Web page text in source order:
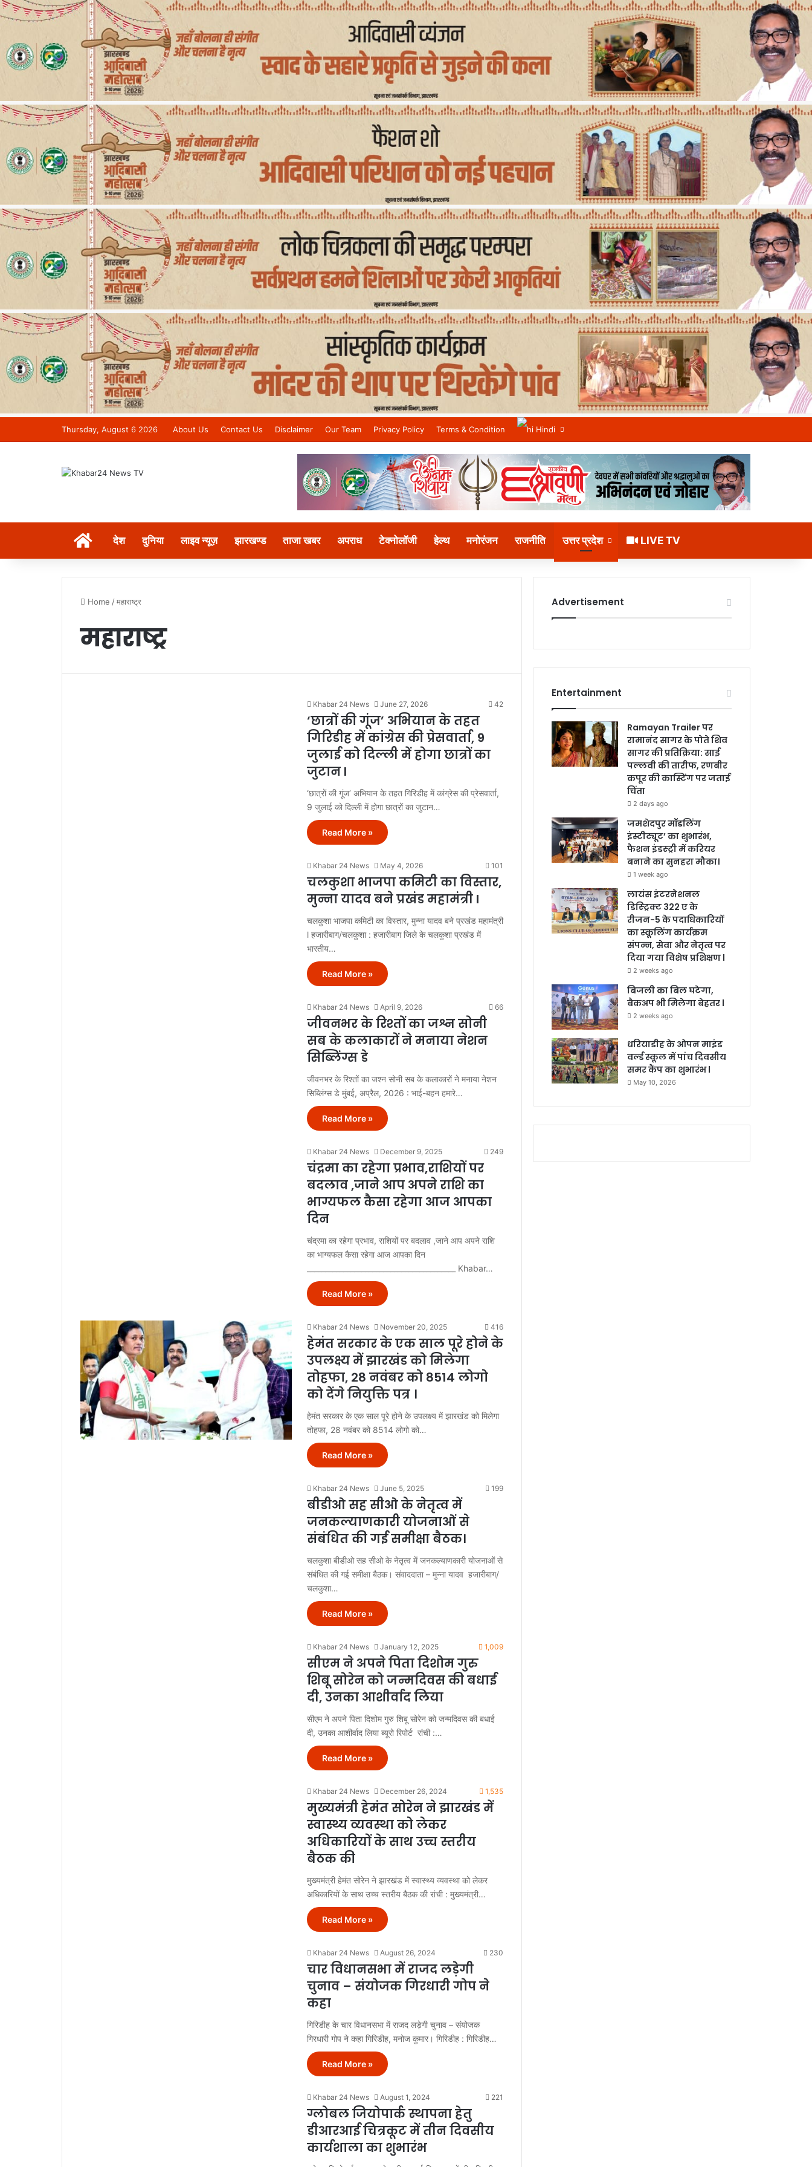
Thursday, August 6 2026 About Us Contact Us Disclaimer Our Team Privacy Policy Terms & Condition Hindi
Khabar 24 News Tv | Bihar/Jharkhand No.1 News Channel
देश दुनिया लाइव न्यूज़ झारखण्ड ताजा खबर अपराध टेक्नोलॉजी हेल्थ मनोरंजन राजनीति उत्तर प्रदेश LIVE TV
Home /महाराष्ट्र
महाराष्ट्र
Khabar 24 News June 27, 2026 42
‘छात्रों की गूंज’ अभियान के तहत
गिरिडीह में कांग्रेस की प्रेसवार्ता, 9
जुलाई को दिल्ली में होगा छात्रों का
जुटान l
‘छात्रों की गूंज’ अभियान के तहत गिरिडीह में कांग्रेस की प्रेसवार्ता,
9 जुलाई को दिल्ली में होगा छात्रों का जुटान…
Read More »
Khabar 24 News May 4, 2026 101
चलकुशा भाजपा कमिटी का विस्तार,
मुन्ना यादव बने प्रखंड महामंत्री l
चलकुशा भाजपा कमिटी का विस्तार, मुन्ना यादव बने प्रखंड महामंत्री
l हजारीबाग/चलकुशा : हजारीबाग जिले के चलकुशा प्रखंड में
भारतीय…
Read More »
Khabar 24 News April 9, 2026 66
जीवनभर के रिश्तों का जश्न सोनी
सब के कलाकारों ने मनाया नेशन
सिब्लिंग्स डे
जीवनभर के रिश्तों का जश्न सोनी सब के कलाकारों ने मनाया नेशन
सिब्लिंग्स डे मुंबई, अप्रैल, 2026 : भाई-बहन हमारे…
Read More »
Khabar 24 News December 9, 2025 249
चंद्रमा का रहेगा प्रभाव,राशियों पर
बदलाव ,जाने आप अपने राशि का
भाग्यफल कैसा रहेगा आज आपका
दिन
चंद्रमा का रहेगा प्रभाव, राशियों पर बदलाव ,जाने आप अपने राशि
का भाग्यफल कैसा रहेगा आज आपका दिन
_________________________________________ Khabar…
Read More »
Khabar 24 News November 20, 2025 416
हेमंत सरकार के एक साल पूरे होने के
उपलक्ष्य में झारखंड को मिलेगा
तोहफा, 28 नवंबर को 8514 लोगो
को देंगे नियुक्ति पत्र ।
हेमंत सरकार के एक साल पूरे होने के उपलक्ष्य में झारखंड को मिलेगा
तोहफा, 28 नवंबर को 8514 लोगो को…
Read More »
Khabar 24 News June 5, 2025 199
बीडीओ सह सीओ के नेतृत्व में
जनकल्याणकारी योजनाओं से
संबंधित की गई समीक्षा बैठक।
चलकुशा बीडीओ सह सीओ के नेतृत्व में जनकल्याणकारी योजनाओं से
संबंधित की गई समीक्षा बैठक। संवाददाता – मुन्ना यादव हजारीबाग/
चलकुशा…
Read More »
Khabar 24 News January 12, 2025 1,009
सीएम ने अपने पिता दिशोम गुरु
शिबू सोरेन को जन्मदिवस की बधाई
दी, उनका आशीर्वाद लिया
सीएम ने अपने पिता दिशोम गुरु शिबू सोरेन को जन्मदिवस की बधाई
दी, उनका आशीर्वाद लिया ब्यूरो रिपोर्ट रांची :…
Read More »
Khabar 24 News December 26, 2024 1,535
मुख्यमंत्री हेमंत सोरेन ने झारखंड में
स्वास्थ्य व्यवस्था को लेकर
अधिकारियों के साथ उच्च स्तरीय
बैठक की
मुख्यमंत्री हेमंत सोरेन ने झारखंड में स्वास्थ्य व्यवस्था को लेकर
अधिकारियों के साथ उच्च स्तरीय बैठक की रांची : मुख्यमंत्री…
Read More »
Khabar 24 News August 26, 2024 230
चार विधानसभा में राजद लड़ेगी
चुनाव – संयोजक गिरधारी गोप ने
कहा
गिरिडीह के चार विधानसभा में राजद लड़ेगी चुनाव – संयोजक
गिरधारी गोप ने कहा गिरिडीह, मनोज कुमार। गिरिडीह : गिरिडीह…
Read More »
Khabar 24 News August 1, 2024 221
ग्लोबल जियोपार्क स्थापना हेतु
डीआरआई चित्रकूट में तीन दिवसीय
कार्यशाला का शुभारंभ
Advertisement
Entertainment
Ramayan Trailer पर
रामानंद सागर के पोते शिव
सागर की प्रतिक्रिया: साई
पल्लवी की तारीफ, रणबीर
कपूर की कास्टिंग पर जताई
चिंता
2 days ago
जमशेदपुर मॉडलिंग
इंस्टीट्यूट’ का शुभारंभ,
फैशन इंडस्ट्री में करियर
बनाने का सुनहरा मौका।
1 week ago
लायंस इंटरनेशनल
डिस्ट्रिक्ट 322 ए के
रीजन-5 के पदाधिकारियों
का स्कूलिंग कार्यक्रम
संपन्न, सेवा और नेतृत्व पर
दिया गया विशेष प्रशिक्षण l
2 weeks ago
बिजली का बिल घटेगा,
बैकअप भी मिलेगा बेहतर l
2 weeks ago
धरियाडीह के ओपन माइंड
वर्ल्ड स्कूल में पांच दिवसीय
समर कैंप का शुभारंभ l
May 10, 2026